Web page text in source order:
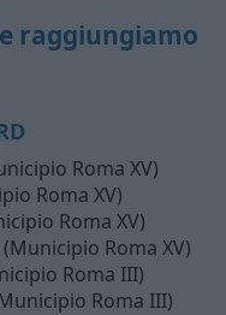
raggiungiamo
Roma XV)
Roma XV)
Roma XV)
Roma XV)
Roma III)
Roma III)